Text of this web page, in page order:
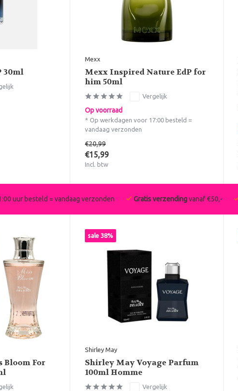
30ml
Mexx
Mexx Inspired Nature EdP for
him 50ml
Vergelijk
Op voorraad
* Op werkdagen voor 17:00 besteld =
vandaag verzonden
€20,99
€15,99
Incl. btw
uur besteld = vandaag verzonden Gratis verzendingvanaf €50,-
Bloom For
sale 38%
Shirley May
Shirley May Voyage Parfum
100ml Homme
Vergelijk